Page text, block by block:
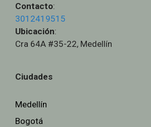
Contacto:
3012419515
Ubicación:
Cra 64A #35-22, Medellín
Ciudades
Medellín
Bogotá